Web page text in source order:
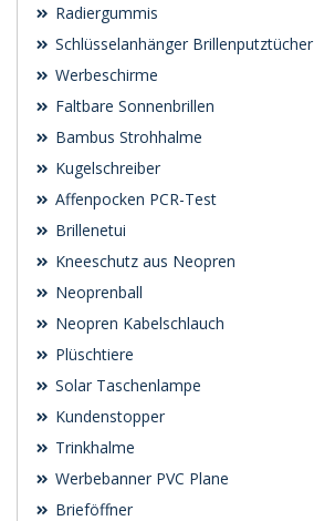
Radiergummis
Schlüsselanhänger Brillenputztücher
Werbeschirme
Faltbare Sonnenbrillen
Bambus Strohhalme
Kugelschreiber
Affenpocken PCR-Test
Brillenetui
Kneeschutz aus Neopren
Neoprenball
Neopren Kabelschlauch
Plüschtiere
Solar Taschenlampe
Kundenstopper
Trinkhalme
Werbebanner PVC Plane
Brieföffner